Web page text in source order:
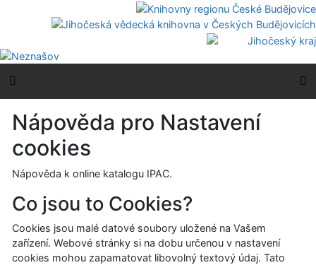
Přejít na menu
Nápověda pro Nastavení
cookies
Nápověda k online katalogu IPAC.
Co jsou to Cookies?
Cookies jsou malé datové soubory uložené na Vašem
zařízení. Webové stránky si na dobu určenou v nastavení
cookies mohou zapamatovat libovolný textový údaj. Tato